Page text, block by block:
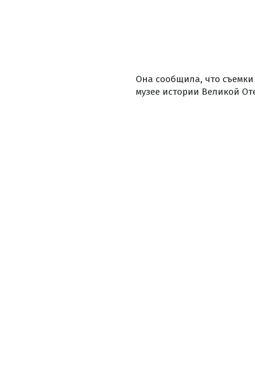
Она сообщила, что
музее истории Великой